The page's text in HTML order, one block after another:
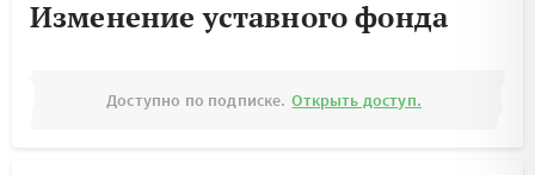
Изменение уставного фонда
Доступно по подписке. Открыть доступ.